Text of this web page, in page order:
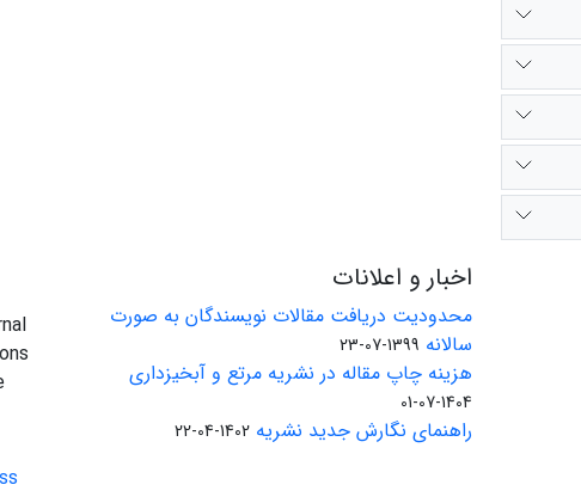
اخبار و اعلانات
محدودیت دریافت مقالات نویسندگان به صورت
سالانه 1399-07-23
هزینه چاپ مقاله در نشریه مرتع و آبخیزداری
1404-07-01
راهنمای نگارش جدید نشریه 1402-04-22